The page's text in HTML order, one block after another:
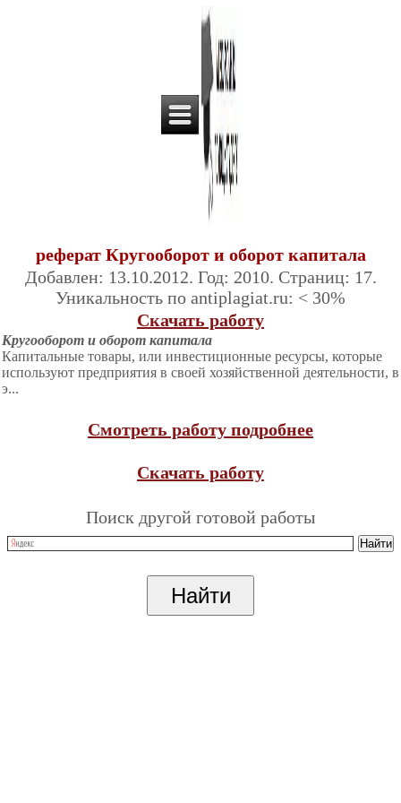
реферат Кругооборот и оборот капитала
Добавлен: 13.10.2012. Год: 2010. Страниц: 17.
Уникальность по antiplagiat.ru: < 30%
Скачать работу
Кругооборот и оборот капитала
Капитальные товары, или инвестиционные ресурсы, которые
используют предприятия в своей хозяйственной деятельности, в
э...
Смотреть работу подробнее
Скачать работу
Поиск другой готовой работы